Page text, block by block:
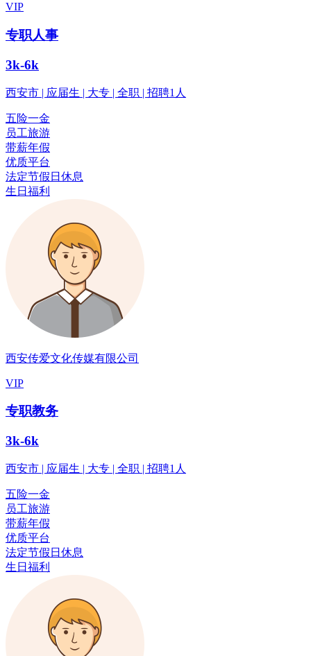
VIP
专职人事
3k-6k
西安市 | 应届生 | 大专 | 全职 | 招聘1人
五险一金
员工旅游
带薪年假
优质平台
法定节假日休息
生日福利
西安传爱文化传媒有限公司
VIP
专职教务
3k-6k
西安市 | 应届生 | 大专 | 全职 | 招聘1人
五险一金
员工旅游
带薪年假
优质平台
法定节假日休息
生日福利